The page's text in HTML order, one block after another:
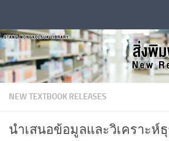
NEW TEXTBOOK RELEASES
นำเสนอข้อมูลและวิเคราะห์